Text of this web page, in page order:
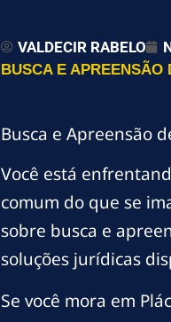
VALDECIR RABELO
BUSCA E APREENSÃO
Busca e Apreensão
Você está
comum do que se
sobre busca e
soluções jurídicas
Se você mora em